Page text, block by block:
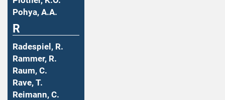
Pohya, A.A.
R
Radespiel, R.
Rammer, R.
Raum, C.
Rave, T.
Reimann, C.